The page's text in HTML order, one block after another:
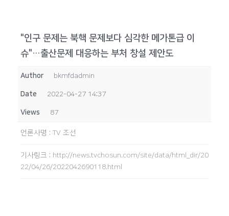
"인구 문제는 북핵 문제보다 심각한 메가톤급 이
슈"…출산문제 대응하는 부처 창설 제안도
Author bkmfdadmin
Date 2022-04-27 14:37
Views 87
언론사명 : TV 조선
기사링크 : http://news.tvchosun.com/site/data/html_dir/20
22/04/26/2022042690118.html